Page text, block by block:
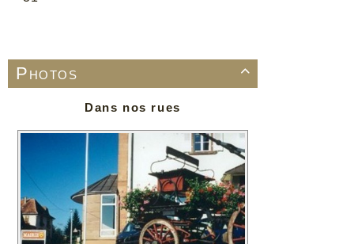
Nos actualités
24/07/2026 :- ALERTE
SECHERESSE

Photos
Dans nos rues